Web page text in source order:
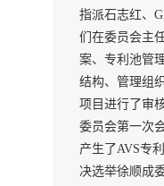
指派石志红、
们在委员会主
案、专利池管
结构、管理组
项目进行了审
委员会第一次
产生了AVS专
决选举徐顺成